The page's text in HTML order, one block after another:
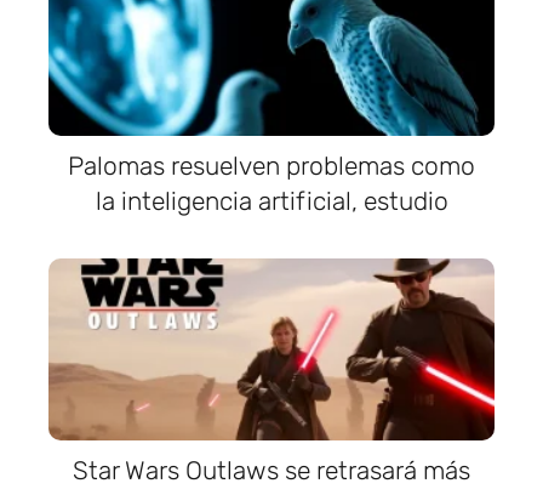
Palomas resuelven problemas como
la inteligencia artificial, estudio
Star Wars Outlaws se retrasará más